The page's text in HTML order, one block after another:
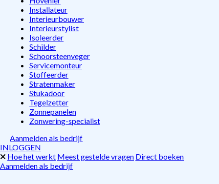
Installateur
Interieurbouwer
Interieurstylist
Isoleerder
Schilder
Schoorsteenveger
Servicemonteur
Stoffeerder
Stratenmaker
Stukadoor
Tegelzetter
Zonnepanelen
Zonwering-specialist
Aanmelden als bedrijf
INLOGGEN
Hoe het werkt Meest gestelde vragen Direct boeken
Aanmelden als bedrijf